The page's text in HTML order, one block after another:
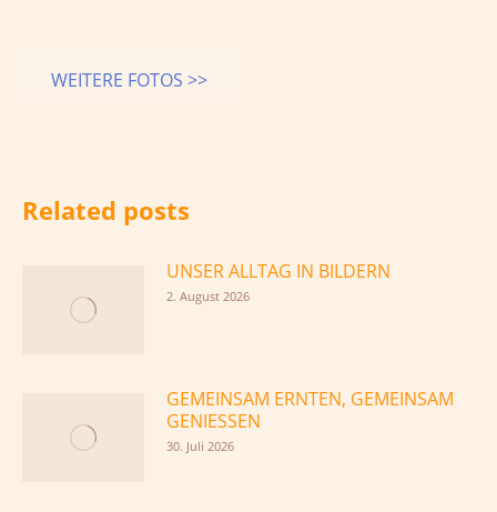
WEITERE FOTOS >>
Related posts
UNSER ALLTAG IN BILDERN
2. August 2026
GEMEINSAM ERNTEN, GEMEINSAM
GENIESSEN
30. Juli 2026